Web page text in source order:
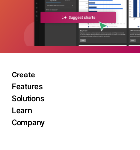
Create
Features
Solutions
Learn
Company